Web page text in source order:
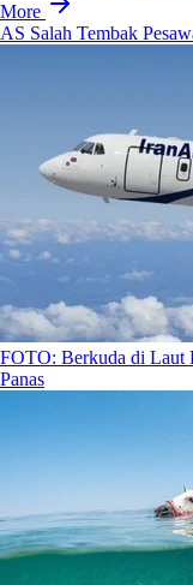
More
AS Salah Tembak
FOTO: Berkuda di Laut
Panas